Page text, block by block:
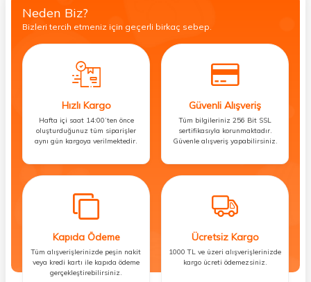
Neden Biz?
Bizleri tercih etmeniz için geçerli birkaç sebep.
Hızlı Kargo
Hafta içi saat 14:00’ten önce
oluşturduğunuz tüm siparişler
aynı gün kargoya verilmektedir.
Güvenli Alışveriş
Tüm bilgileriniz 256 Bit SSL
sertifikasıyla korunmaktadır.
Güvenle alışveriş yapabilirsiniz.
Kapıda Ödeme
Tüm alışverişlerinizde peşin nakit
veya kredi kartı ile kapıda ödeme
gerçekleştirebilirsiniz.
Ücretsiz Kargo
1000 TL ve üzeri alışverişlerinizde
kargo ücreti ödemezsiniz.